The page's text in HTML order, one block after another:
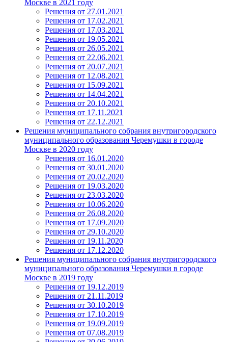
Москве в 2021 году
Решения от 27.01.2021
Решения от 17.02.2021
Решения от 17.03.2021
Решения от 19.05.2021
Решения от 26.05.2021
Решения от 22.06.2021
Решения от 20.07.2021
Решения от 12.08.2021
Решения от 15.09.2021
Решения от 14.04.2021
Решения от 20.10.2021
Решения от 17.11.2021
Решения от 22.12.2021
Решения муниципального собрания внутригородского
муниципального образования Черемушки в городе
Москве в 2020 году
Решения от 16.01.2020
Решения от 30.01.2020
Решения от 20.02.2020
Решения от 19.03.2020
Решения от 23.03.2020
Решения от 10.06.2020
Решения от 26.08.2020
Решения от 17.09.2020
Решения от 29.10.2020
Решения от 19.11.2020
Решения от 17.12.2020
Решения муниципального собрания внутригородского
муниципального образования Черемушки в городе
Москве в 2019 году
Решения от 19.12.2019
Решения от 21.11.2019
Решения от 30.10.2019
Решения от 17.10.2019
Решения от 19.09.2019
Решения от 07.08.2019